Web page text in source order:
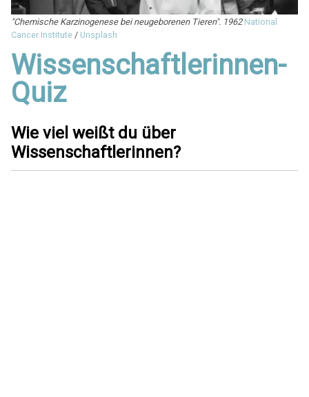
"Chemische Karzinogenese bei neugeborenen Tieren". 1962 National
Cancer Institute / Unsplash
Wissenschaftlerinnen-
Quiz
Wie viel weißt du über
Wissenschaftlerinnen?